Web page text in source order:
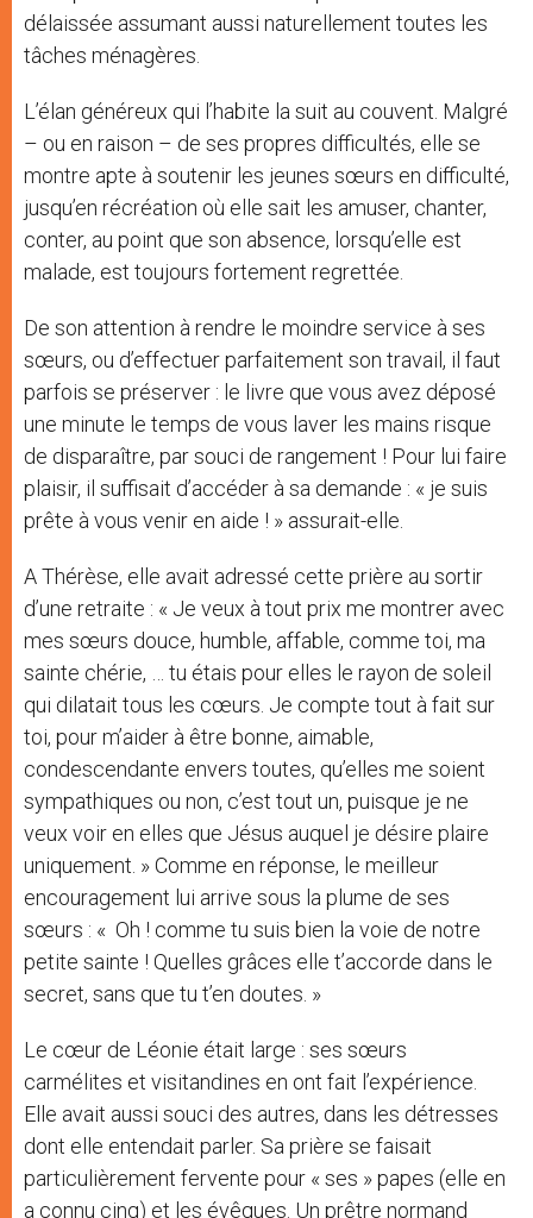
délaissée assumant aussi naturellement toutes les
tâches ménagères.
L’élan généreux qui l’habite la suit au couvent. Malgré
– ou en raison – de ses propres difficultés, elle se
montre apte à soutenir les jeunes sœurs en difficulté,
jusqu’en récréation où elle sait les amuser, chanter,
conter, au point que son absence, lorsqu’elle est
malade, est toujours fortement regrettée.
De son attention à rendre le moindre service à ses
sœurs, ou d’effectuer parfaitement son travail, il faut
parfois se préserver : le livre que vous avez déposé
une minute le temps de vous laver les mains risque
de disparaître, par souci de rangement ! Pour lui faire
plaisir, il suffisait d’accéder à sa demande : « je suis
prête à vous venir en aide ! » assurait-elle.
A Thérèse, elle avait adressé cette prière au sortir
d’une retraite : « Je veux à tout prix me montrer avec
mes sœurs douce, humble, affable, comme toi, ma
sainte chérie, … tu étais pour elles le rayon de soleil
qui dilatait tous les cœurs. Je compte tout à fait sur
toi, pour m’aider à être bonne, aimable,
condescendante envers toutes, qu’elles me soient
sympathiques ou non, c’est tout un, puisque je ne
veux voir en elles que Jésus auquel je désire plaire
uniquement. » Comme en réponse, le meilleur
encouragement lui arrive sous la plume de ses
sœurs : « Oh ! comme tu suis bien la voie de notre
petite sainte ! Quelles grâces elle t’accorde dans le
secret, sans que tu t’en doutes. »
Le cœur de Léonie était large : ses sœurs
carmélites et visitandines en ont fait l’expérience.
Elle avait aussi souci des autres, dans les détresses
dont elle entendait parler. Sa prière se faisait
particulièrement fervente pour « ses » papes (elle en
a connu cinq) et les évêques. Un prêtre normand